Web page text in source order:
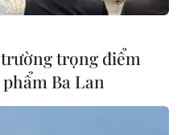
trọng điểm
Ba Lan